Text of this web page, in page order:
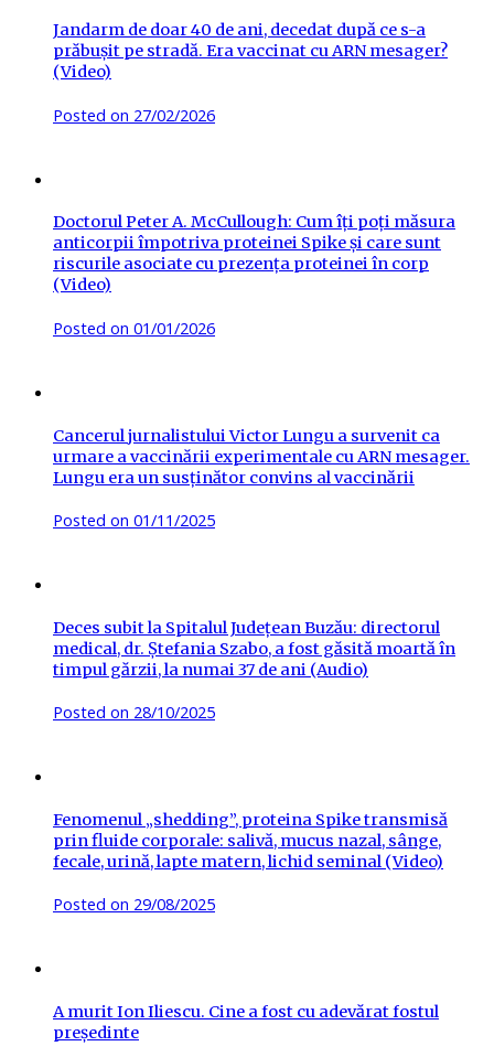
Jandarm de doar 40 de ani, decedat după ce s-a
prăbușit pe stradă. Era vaccinat cu ARN mesager?
(Video)
Posted on 27/02/2026
Doctorul Peter A. McCullough: Cum îți poți măsura
anticorpii împotriva proteinei Spike și care sunt
riscurile asociate cu prezența proteinei în corp
(Video)
Posted on 01/01/2026
Cancerul jurnalistului Victor Lungu a survenit ca
urmare a vaccinării experimentale cu ARN mesager.
Lungu era un susținător convins al vaccinării
Posted on 01/11/2025
Deces subit la Spitalul Județean Buzău: directorul
medical, dr. Ștefania Szabo, a fost găsită moartă în
timpul gărzii, la numai 37 de ani (Audio)
Posted on 28/10/2025
Fenomenul „shedding”, proteina Spike transmisă
prin fluide corporale: salivă, mucus nazal, sânge,
fecale, urină, lapte matern, lichid seminal (Video)
Posted on 29/08/2025
A murit Ion Iliescu. Cine a fost cu adevărat fostul
președinte